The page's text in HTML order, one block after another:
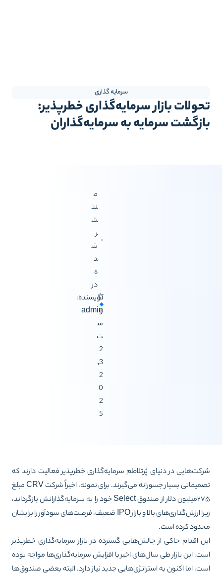
سرمایه گذاری
بازار سرمایه‌گذاری خطرپذیر:
سرمایه به سرمایه‌گذاران
نویسنده:
admin
در دنیای پُرتلاطم سرمایه‌گذاری خطرپذیر فعالیت دارند که
تصمیماتی بسیار جسورانه می‌گیرند. برای نمونه، اخیراً شرکت CRV مبلغ
۲۷۵میلیون دلار از صندوق Select خود را به سرمایه‌گذارانش بازگرداند،
زیرا ارزش‌گذاری‌های بالا و بازار IPO ضعیف، فرصت‌های سودآور را برایشان
کرده است.
اقدام حاکی از چالش‌هایی گسترده در بازار سرمایه‌گذاری خطرپذیر
این بازار طی سال‌های اخیر با افزایش سرمایه‌گذاری‌ها مواجه بوده
اما اکنون به استراتژی‌هایی جدید نیاز دارد. البته بعضی صندوق‌ها